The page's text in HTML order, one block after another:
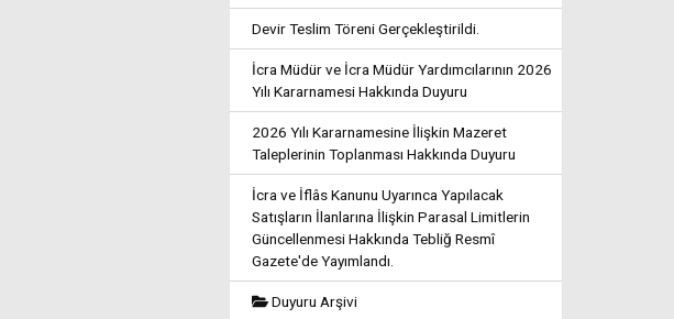
Devir Teslim Töreni Gerçekleştirildi.
İcra Müdür ve İcra Müdür Yardımcılarının 2026
Yılı Kararnamesi Hakkında Duyuru
2026 Yılı Kararnamesine İlişkin Mazeret
Taleplerinin Toplanması Hakkında Duyuru
İcra ve İflâs Kanunu Uyarınca Yapılacak
Satışların İlanlarına İlişkin Parasal Limitlerin
Güncellenmesi Hakkında Tebliğ Resmî
Gazete'de Yayımlandı.
Duyuru Arşivi